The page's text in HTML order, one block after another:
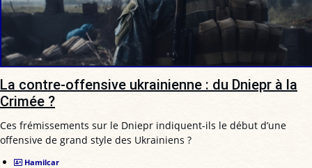
La contre-offensive ukrainienne : du Dniepr à la
Crimée ?
Ces frémissements sur le Dniepr indiquent-ils le début d’une
offensive de grand style des Ukrainiens ?
Hamilcar